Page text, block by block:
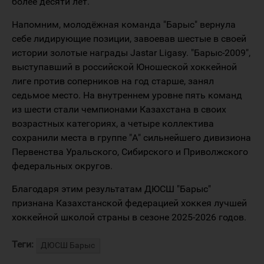
Напомним, молодёжная команда "Барыс" вернула
себе лидирующие позиции, завоевав шестые в своей
истории золотые награды Jastar Ligasy. "Барыс-2009",
выступавший в российской Юношеской хоккейной
лиге против соперников на год старше, занял
седьмое место. На внутреннем уровне пять команд
из шести стали чемпионами Казахстана в своих
возрастных категориях, а четыре коллектива
сохранили места в группе "А" сильнейшего дивизиона
Первенства Уральского, Сибирского и Приволжского
федеральных округов.
Благодаря этим результатам ДЮСШ "Барыс"
признана Казахстанской федерацией хоккея лучшей
хоккейной школой страны в сезоне 2025-2026 годов.
Теги: ДЮСШ Барыс